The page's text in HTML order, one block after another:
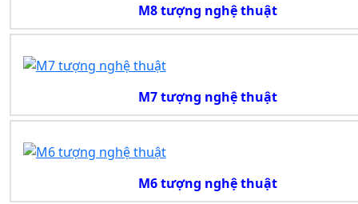
M8 tượng nghệ thuật
M7 tượng nghệ thuật
M6 tượng nghệ thuật